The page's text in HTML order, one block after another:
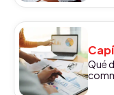
Qué